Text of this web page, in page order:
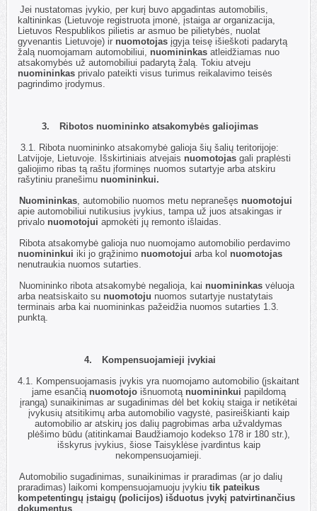
Jei nustatomas įvykio, per kurį buvo apgadintas automobilis,
kaltininkas (Lietuvoje registruota įmonė, įstaiga ar organizacija,
Lietuvos Respublikos pilietis ar asmuo be pilietybės, nuolat
gyvenantis Lietuvoje) ir nuomotojas įgyja teisę išieškoti padarytą
žalą nuomojamam automobiliui, nuomininkas atleidžiamas nuo
atsakomybės už automobiliui padarytą žalą. Tokiu atveju
nuomininkas privalo pateikti visus turimus reikalavimo teisės
pagrindimo įrodymus.
3.
Ribotos nuomininko atsakomybės galiojimas
3.1. Ribota nuomininko atsakomybė galioja šių šalių teritorijoje:
Latvijoje, Lietuvoje. Išskirtiniais atvejais nuomotojas gali praplėsti
galiojimo ribas tą raštu įforminęs nuomos sutartyje arba atskiru
rašytiniu pranešimu nuomininkui.
Nuomininkas, automobilio nuomos metu nepranešęs nuomotojui
apie automobiliui nutikusius įvykius, tampa už juos atsakingas ir
privalo nuomotojui apmokėti jų remonto išlaidas.
Ribota atsakomybė galioja nuo nuomojamo automobilio perdavimo
nuomininkui iki jo grąžinimo nuomotojui arba kol nuomotojas
nenutraukia nuomos sutarties.
Nuomininko ribota atsakomybė negalioja, kai nuomininkas vėluoja
arba neatsiskaito su nuomotoju nuomos sutartyje nustatytais
terminais arba kai nuomininkas pažeidžia nuomos sutarties 1.3.
punktą.
4.
Kompensuojamieji įvykiai
4.1. Kompensuojamasis įvykis yra nuomojamo automobilio (įskaitant
jame esančią nuomotojoišnuomotą nuomininkui papildomą
įrangą) sunaikinimas ar sugadinimas dėl bet kokių staiga ir netikėtai
įvykusių atsitikimų arba automobilio vagystė, pasireiškianti kaip
automobilio ar atskirų jos dalių pagrobimas arba užvaldymas
plėšimo būdu (atitinkamai Baudžiamojo kodekso 178 ir 180 str.),
išskyrus įvykius, šiose Taisyklėse įvardintus kaip
nekompensuojamieji.
Automobilio sugadinimas, sunaikinimas ir praradimas (ar jo dalių
praradimas) laikomi kompensuojamuoju įvykiu tik pateikus
kompetentingų įstaigų (policijos) išduotus įvykį patvirtinančius
dokumentus.